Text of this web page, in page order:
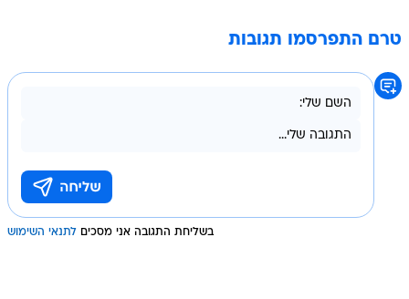
טרם התפרסמו תגובות
בשליחת התגובה אני מסכים לתנאי השימוש